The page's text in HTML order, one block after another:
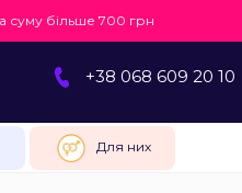
суму більше 700 грн
+38 068 609 20 10
Для них